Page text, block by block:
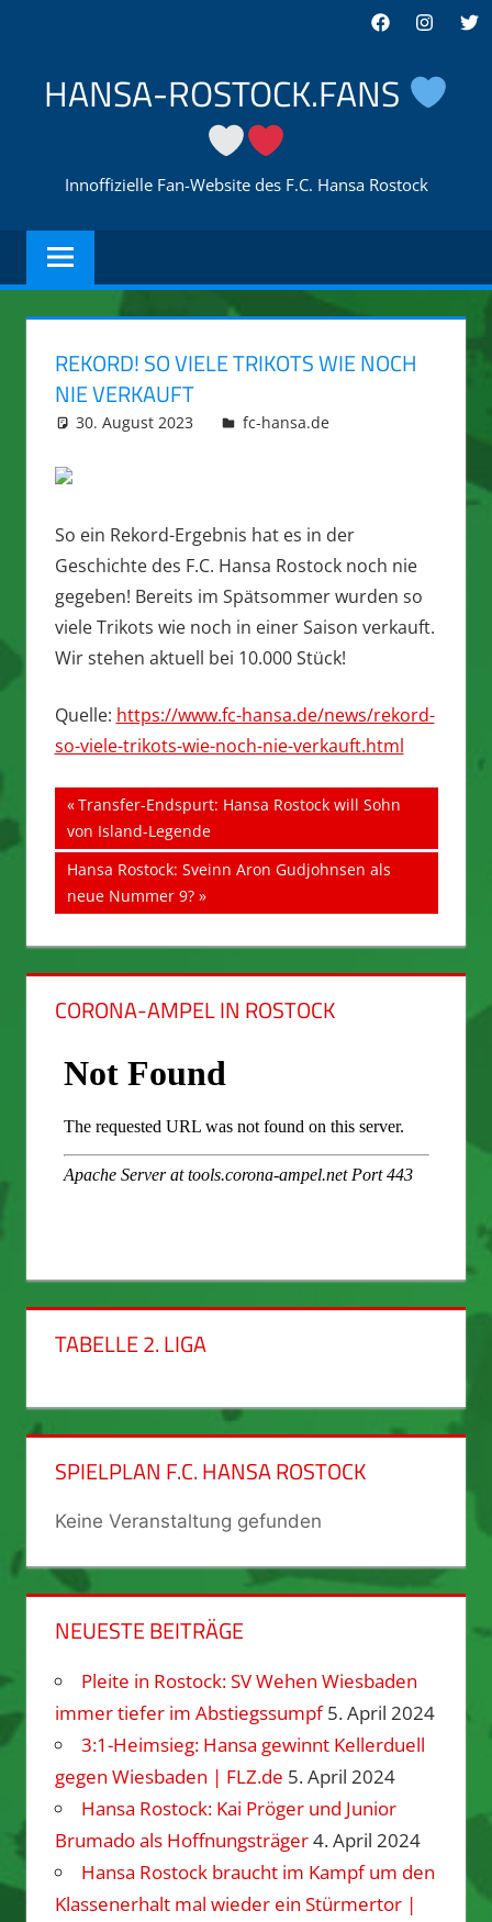
springen
Facebook
HANSA-ROSTOCK.FANS
Innoffizielle Fan-Website des F.C. Hansa Rostock
REKORD! SO VIELE TRIKOTS WIE NOCH
NIE VERKAUFT
30. August 2023 integromat
fc-hansa.de
So ein Rekord-Ergebnis hat es in der
Geschichte des F.C. Hansa Rostock noch nie
gegeben! Bereits im Spätsommer wurden so
viele Trikots wie noch in einer Saison verkauft.
Wir stehen aktuell bei 10.000 Stück!
Quelle: https://www.fc-hansa.de/news/rekord-
so-viele-trikots-wie-noch-nie-verkauft.html
Beitragsnavigation
Vorheriger
Beitrag:
Transfer-Endspurt: Hansa Rostock will Sohn
von Island-Legende
Nächster
Beitrag:
Hansa Rostock: Sveinn Aron Gudjohnsen als
neue Nummer 9?
CORONA-AMPEL IN ROSTOCK
TABELLE 2. LIGA
SPIELPLAN F.C. HANSA ROSTOCK
Keine Veranstaltung gefunden
NEUESTE BEITRÄGE
Pleite in Rostock: SV Wehen Wiesbaden
immer tiefer im Abstiegssumpf 5. April 2024
3:1-Heimsieg: Hansa gewinnt Kellerduell
gegen Wiesbaden | FLZ.de 5. April 2024
Hansa Rostock: Kai Pröger und Junior
Brumado als Hoffnungsträger4. April 2024
Hansa Rostock braucht im Kampf um den
Klassenerhalt mal wieder ein Stürmertor |